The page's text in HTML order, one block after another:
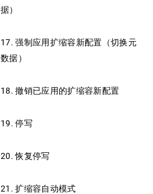
据）
17. 强制应用扩缩容新配置（切换元
数据）
18. 撤销已应用的扩缩容新配置
19. 停写
20. 恢复停写
21. 扩缩容自动模式